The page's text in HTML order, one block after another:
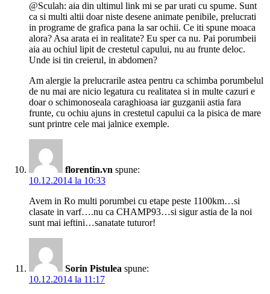
@Sculah: aia din ultimul link mi se par urati cu spume. Sunt
ca si multi altii doar niste desene animate penibile, prelucrati
in programe de grafica pana la sar ochii. Ce iti spune moaca
alora? Asa arata ei in realitate? Eu sper ca nu. Pai porumbeii
aia au ochiul lipit de crestetul capului, nu au frunte deloc.
Unde isi tin creierul, in abdomen?
Am alergie la prelucrarile astea pentru ca schimba porumbelul
de nu mai are nicio legatura cu realitatea si in multe cazuri e
doar o schimonoseala caraghioasa iar guzganii astia fara
frunte, cu ochiu ajuns in crestetul capului ca la pisica de mare
sunt printre cele mai jalnice exemple.
florentin.vn spune:
10.12.2014 la 10:33
Avem in Ro multi porumbei cu etape peste 1100km…si
clasate in varf….nu ca CHAMP93…si sigur astia de la noi
sunt mai ieftini…sanatate tuturor!
Sorin Pistulea spune:
10.12.2014 la 11:17